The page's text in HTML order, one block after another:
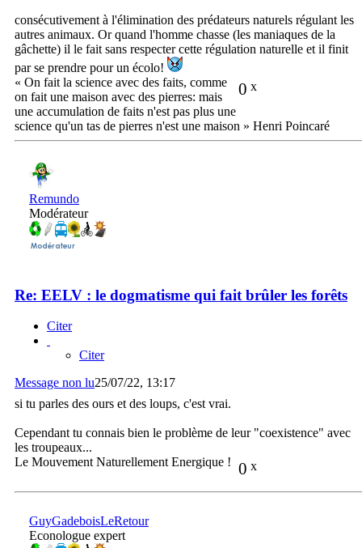
consécutivement à l'élimination des prédateurs naturels régulant les
autres animaux. Or quand l'homme chasse (les maniaques de la
gâchette) il le fait sans respecter cette régulation naturelle et il finit
par se prendre pour un écolo!
0 x
« On fait la science avec des faits, comme
on fait une maison avec des pierres: mais
une accumulation de faits n'est pas plus une
science qu'un tas de pierres n'est une maison » Henri Poincaré
Remundo
Modérateur
Re: EELV : le dogmatisme qui fait brûler les forêts
Citer
Citer
Message non lu25/07/22, 13:17
si tu parles des ours et des loups, c'est vrai.
Cependant tu connais bien le problème de leur "coexistence" avec
les troupeaux...
0 x
Le Mouvement Naturellement Energique !
GuyGadeboisLeRetour
Econologue expert